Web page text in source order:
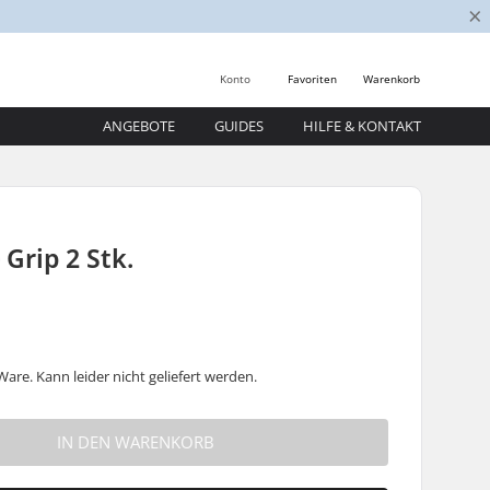
×
Warenkorb
Favoriten
Konto
ANGEBOTE GUIDES HILFE & KONTAKT
Grip 2 Stk.
Kann leider nicht geliefert werden.
IN DEN WARENKORB